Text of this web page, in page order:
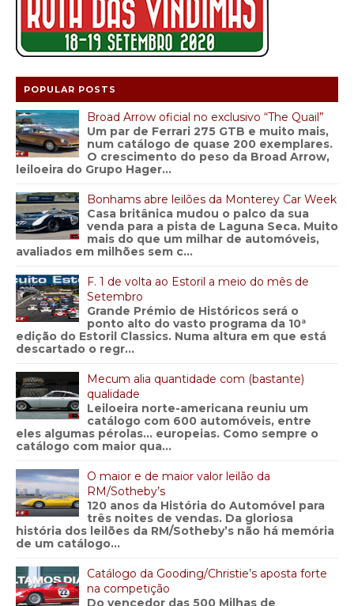
POPULAR POSTS
Broad Arrow oficial no exclusivo “The Quail”
Um par de Ferrari 275 GTB e muito mais,
num catálogo de quase 200 exemplares.
O crescimento do peso da Broad Arrow,
leiloeira do Grupo Hager...
Bonhams abre leilões da Monterey Car Week
Casa britânica mudou o palco da sua
venda para a pista de Laguna Seca. Muito
mais do que um milhar de automóveis,
avaliados em milhões sem c...
F. 1 de volta ao Estoril a meio do mês de
Setembro
Grande Prémio de Históricos será o
ponto alto do vasto programa da 10ª
edição do Estoril Classics. Numa altura em que está
descartado o regr...
Mecum alia quantidade com (bastante)
qualidade
Leiloeira norte-americana reuniu um
catálogo com 600 automóveis, entre
eles algumas pérolas… europeias. Como sempre o
catálogo com maior qua...
O maior e de maior valor leilão da
RM/Sotheby’s
120 anos da História do Automóvel para
três noites de vendas. Da gloriosa
história dos leilões da RM/Sotheby’s não há memória
de um catálogo...
Catálogo da Gooding/Christie’s aposta forte
na competição
Do vencedor das 500 Milhas de